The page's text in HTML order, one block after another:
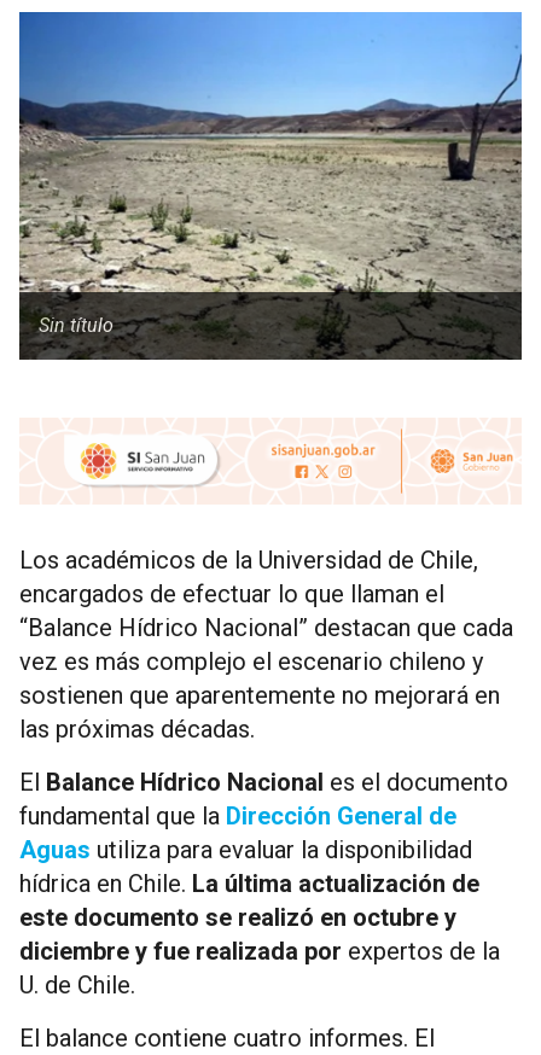
Sin título
Los académicos de la Universidad de Chile,
encargados de efectuar lo que llaman el
“Balance Hídrico Nacional” destacan que cada
vez es más complejo el escenario chileno y
sostienen que aparentemente no mejorará en
las próximas décadas.
El Balance Hídrico Nacional es el documento
fundamental que la Dirección General de
Aguas utiliza para evaluar la disponibilidad
hídrica en Chile. La última actualización de
este documento se realizó en octubre y
diciembre y fue realizada por expertos de la
U. de Chile.
El balance contiene cuatro informes. El